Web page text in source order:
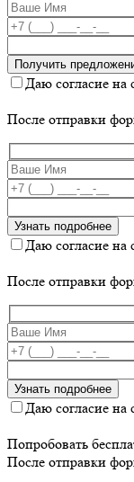
Даю согласие на
После отправки
Даю согласие на
После отправки
Даю согласие на
Попробовать
После отправки